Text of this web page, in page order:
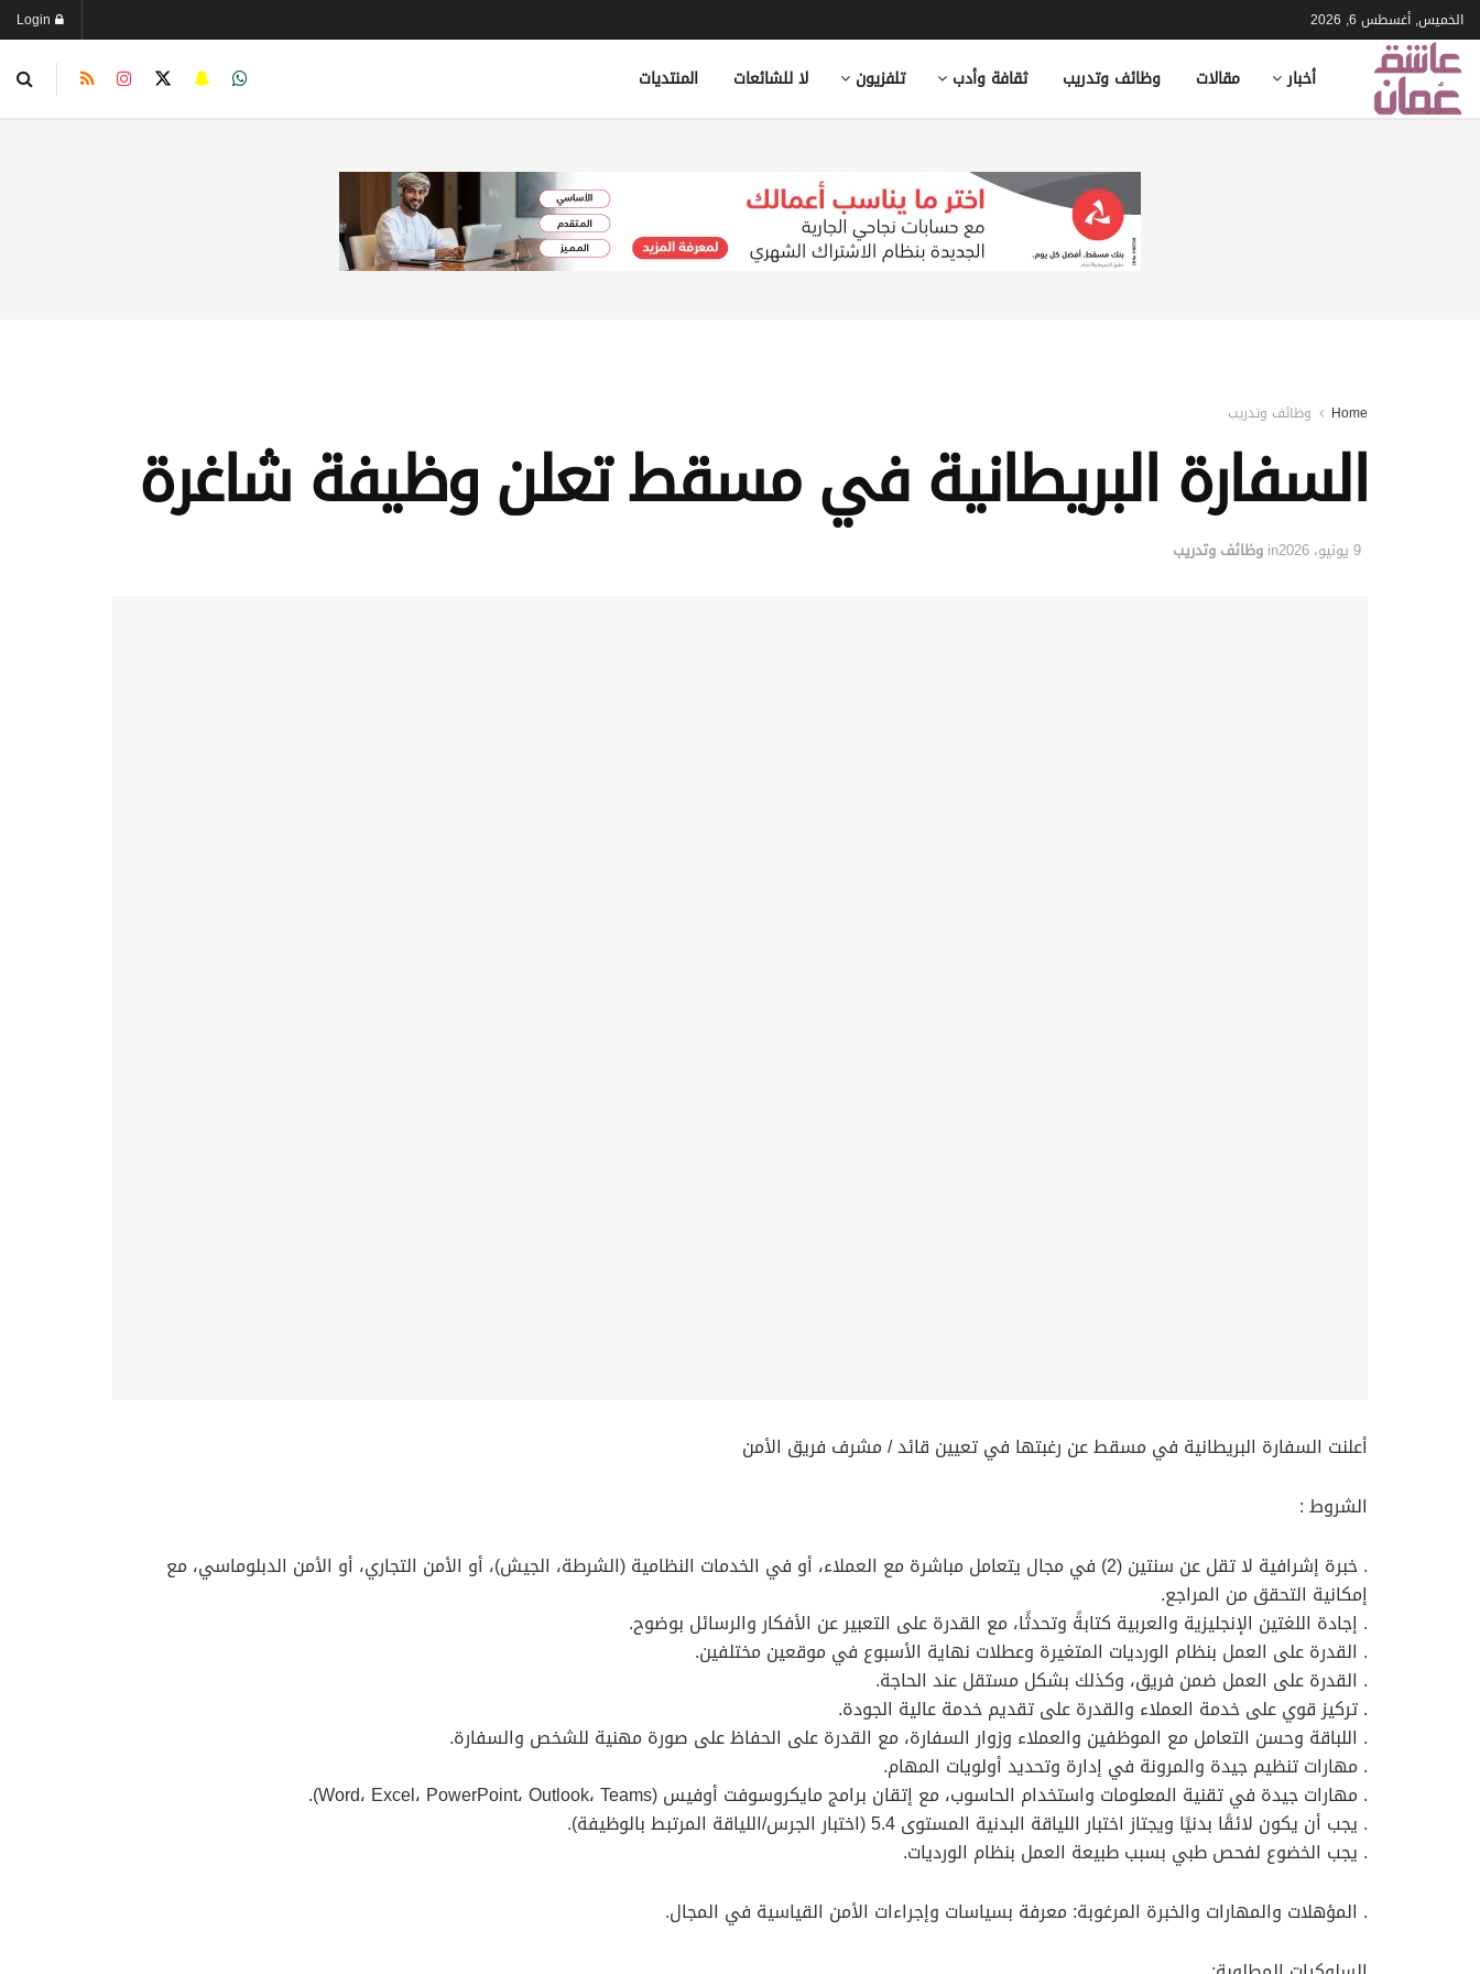
الخميس, أغسطس 6, 2026
أخبار مقالات وظائف وتدريب ثقافة وأدب تلفزيون لا للشائعات المنتديات
Home وظائف وتدريب
السفارة البريطانية في مسقط تعلن وظيفة شاغرة
9 يونيو، 2026 in وظائف وتدريب
أعلنت السفارة البريطانية في مسقط عن رغبتها في تعيين قائد / مشرف فريق الأمن
الشروط :
. خبرة إشرافية لا تقل عن سنتين (2) في مجال يتعامل مباشرة مع العملاء، أو في الخدمات النظامية (الشرطة، الجيش)، أو الأمن التجاري، أو الأمن الدبلوماسي، مع
إمكانية التحقق من المراجع.
. إجادة اللغتين الإنجليزية والعربية كتابةً وتحدثًا، مع القدرة على التعبير عن الأفكار والرسائل بوضوح.
. القدرة على العمل بنظام الورديات المتغيرة وعطلات نهاية الأسبوع في موقعين مختلفين.
. القدرة على العمل ضمن فريق، وكذلك بشكل مستقل عند الحاجة.
. تركيز قوي على خدمة العملاء والقدرة على تقديم خدمة عالية الجودة.
. اللباقة وحسن التعامل مع الموظفين والعملاء وزوار السفارة، مع القدرة على الحفاظ على صورة مهنية للشخص والسفارة.
. مهارات تنظيم جيدة والمرونة في إدارة وتحديد أولويات المهام.
. مهارات جيدة في تقنية المعلومات واستخدام الحاسوب، مع إتقان برامج مايكروسوفت أوفيس (Word، Excel، PowerPoint، Outlook، Teams).
. يجب أن يكون لائقًا بدنيًا ويجتاز اختبار اللياقة البدنية المستوى 5.4 (اختبار الجرس/اللياقة المرتبط بالوظيفة).
. يجب الخضوع لفحص طبي بسبب طبيعة العمل بنظام الورديات.
. المؤهلات والمهارات والخبرة المرغوبة: معرفة بسياسات وإجراءات الأمن القياسية في المجال.